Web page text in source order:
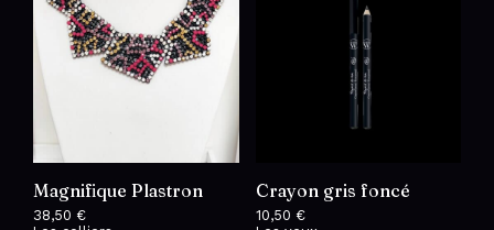
Magnifique Plastron
38,50 €
Crayon gris foncé
10,50 €